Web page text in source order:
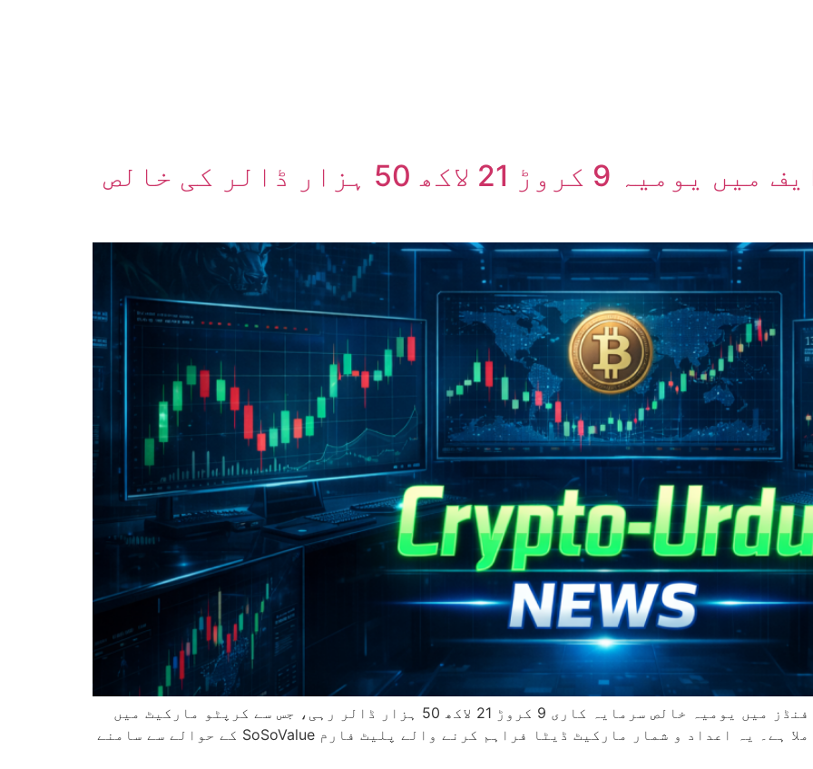
ایتھریم اسپاٹ ای ٹی ایف میں یومیہ 9 کروڑ 21 لاکھ 50 ہزار ڈالر کی خالص
ایتھریم سے منسلک اسپاٹ ایکسچینج ٹریڈڈ فنڈز میں یومیہ خالص سرمایہ کاری 9 کروڑ 21 لاکھ 50 ہزار ڈالر رہی، جس سے کرپٹو مارکیٹ میں
ادارہ جاتی طلب کے برقرار رہنے کا اشارہ ملا ہے۔ یہ اعداد و شمار مارکیٹ ڈیٹا فراہم کرنے والے پلیٹ فارم SoSoValue کے حوالے سے سامنے